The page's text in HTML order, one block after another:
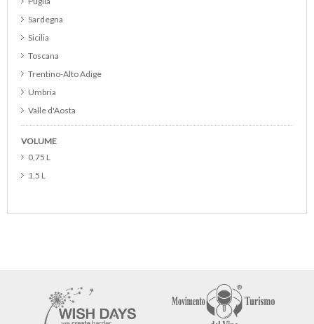
Chianti Classico Riserva
Curtefranca DOC
Custoza
Dolcetto d Alba
Frappato
Garda DOC
Sardegna
Sicilia
Toscana
Trentino-Alto Adige
Umbria
Valle d'Aosta
Veneto
Campania
Alto Adige
Basilicata
VOLUME
0,75 L
1,5 L